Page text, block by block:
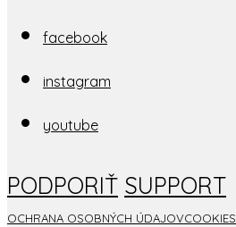
facebook
instagram
youtube
PODPORIŤ SUPPORT
OCHRANA OSOBNÝCH ÚDAJOVCOOKIES